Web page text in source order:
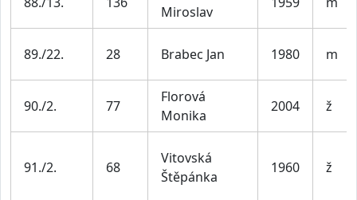
Miroslav
89./22. 28 Brabec Jan 1980 m
90./2. 77
Florová
Monika
2004 ž
91./2. 68
Vitovská
Štěpánka
1960 ž